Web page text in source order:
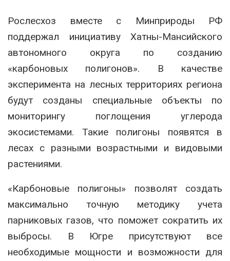
Рослесхоз вместе с Минприроды РФ
поддержал инициативу Хатны-Мансийского
автономного округа по созданию
«карбоновых полигонов». В качестве
эксперимента на лесных территориях региона
будут созданы специальные объекты по
мониторингу поглощения углерода
экосистемами. Такие полигоны появятся в
лесах с разными возрастными и видовыми
растениями.
«Карбоновые полигоны» позволят создать
максимально точную методику учета
парниковых газов, что поможет сократить их
выбросы. В Югре присутствуют все
необходимые мощности и возможности для